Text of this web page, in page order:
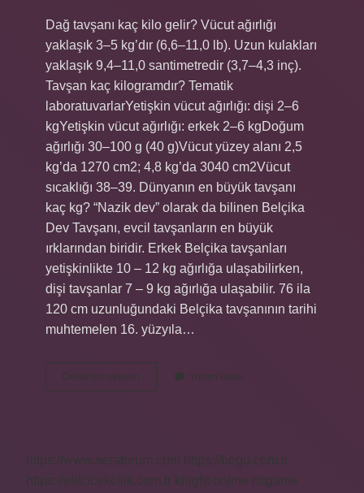
Dağ tavşanı kaç kilo gelir? Vücut ağırlığı
yaklaşık 3–5 kg’dır (6,6–11,0 lb). Uzun kulakları
yaklaşık 9,4–11,0 santimetredir (3,7–4,3 inç).
Tavşan kaç kilogramdır? Tematik
laboratuvarlarYetişkin vücut ağırlığı: dişi 2–6
kgYetişkin vücut ağırlığı: erkek 2–6 kgDoğum
ağırlığı 30–100 g (40 g)Vücut yüzey alanı 2,5
kg’da 1270 cm2; 4,8 kg’da 3040 cm2Vücut
sıcaklığı 38–39. Dünyanın en büyük tavşanı
kaç kg? “Nazik dev” olarak da bilinen Belçika
Dev Tavşanı, evcil tavşanların en büyük
ırklarından biridir. Erkek Belçika tavşanları
yetişkinlikte 10 – 12 kg ağırlığa ulaşabilirken,
dişi tavşanlar 7 – 9 kg ağırlığa ulaşabilir. 76 ila
120 cm uzunluğundaki Belçika tavşanının tarihi
muhtemelen 16. yüzyıla…
Devamını okuyun
Tavşanı
Yorum Bırak
https://www.seraforum.com
https://begu.com.tr
https://elifcicekcilik.com.tr
knight online
nttgame